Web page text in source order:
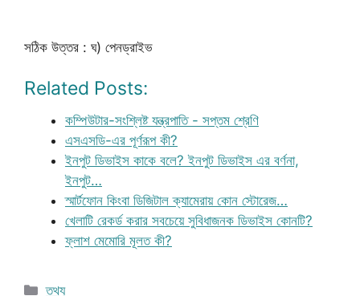
সঠিক উত্তর : ঘ) পেনড্রাইভ
Related Posts:
কম্পিউটার-সংশ্লিষ্ট যন্ত্রপাতি - সপ্তম শ্রেণি
এসএসডি-এর পূর্ণরূপ কী?
ইনপুট ডিভাইস কাকে বলে? ইনপুট ডিভাইস এর বর্ণনা,
ইনপুট…
স্মার্টফোন কিংবা ডিজিটাল ক্যামেরায় কোন স্টোরেজ…
খেলাটি রেকর্ড করার সবচেয়ে সুবিধাজনক ডিভাইস কোনটি?
ফ্লাশ মেমোরি মূলত কী?
Categories
তথ্য